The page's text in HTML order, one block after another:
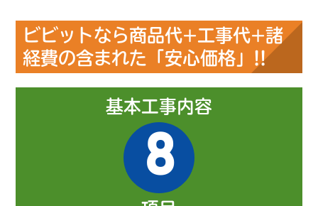
ビビットなら商品代+工事代+諸
経費の含まれた「安心価格」!!
基本工事内容
8